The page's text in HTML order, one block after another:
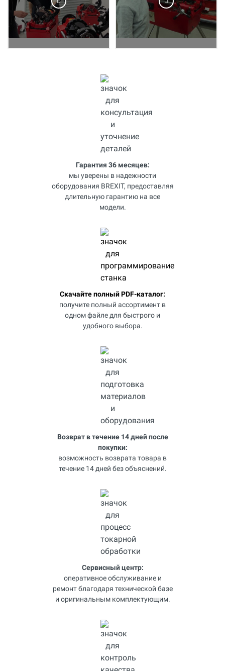
Гарантия 36 месяцев:
мы уверены в надежности
оборудования BREXIT, предоставляя
длительную гарантию на все
модели.
Скачайте полный PDF-каталог:
получите полный ассортимент в
одном файле для быстрого и
удобного выбора.
Возврат в течение 14 дней после
покупки:
возможность возврата товара в
течение 14 дней без объяснений.
Сервисный центр:
оперативное обслуживание и
ремонт благодаря технической базе
и оригинальным комплектующим.